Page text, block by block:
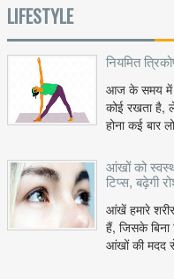
LIFESTYLE
नियमित
आज के समय में
कोई रखता है,
होना कई बार
आंखों को
टिप्स, बढ़ेगी
आंखें हमारे
हैं, जिसके बिना
आंखों की मदद